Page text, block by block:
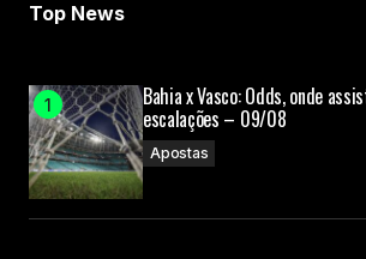
Top News
Bahia x Vasco: Odds, onde
escalações – 09/08
Apostas